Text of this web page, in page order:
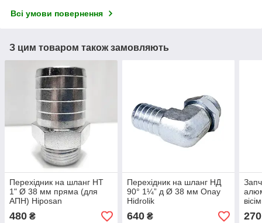
Всі умови повернення
З цим товаром також замовляють
Перехідник на шланг НТ
1" Ø 38 мм пряма (для
АПН) Hiposan
480 ₴
Перехідник на шланг НД
90° 1¼” д Ø 38 мм Onay
Hidrolik
640₴ 270